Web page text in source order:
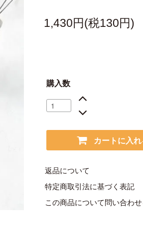
1,430円(税130円)
購入数
カートに入
返品について
特定商取引法に基づく表記
この商品について問い合わせ